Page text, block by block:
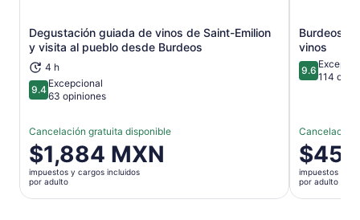
Degustación guiada de vinos de Saint-Emilion
y visita al pueblo desde Burdeos
4 h
9.49.4 de 10
Excepcional
63 opiniones
Cancelación gratuita disponible
El
precio
es
de
$1,884 MXN
impuestos y cargos incluidos
por adulto
Se abrirá en una nueva pestaña
Burdeos:
vinos
9.69.6 de 10
114
Cancelación
El
precio
es
de
impuestos y
por adulto